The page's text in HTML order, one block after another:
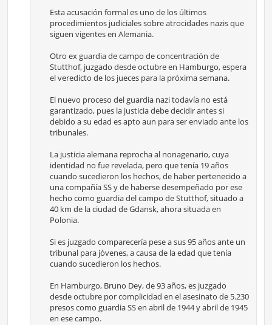
Esta acusación formal es uno de los últimos
procedimientos judiciales sobre atrocidades nazis que
siguen vigentes en Alemania.
Otro ex guardia de campo de concentración de
Stutthof, juzgado desde octubre en Hamburgo, espera
el veredicto de los jueces para la próxima semana.
El nuevo proceso del guardia nazi todavía no está
garantizado, pues la justicia debe decidir antes si
debido a su edad es apto aun para ser enviado ante los
tribunales.
La justicia alemana reprocha al nonagenario, cuya
identidad no fue revelada, pero que tenía 19 años
cuando sucedieron los hechos, de haber pertenecido a
una compañía SS y de haberse desempeñado por ese
hecho como guardia del campo de Stutthof, situado a
40 km de la ciudad de Gdansk, ahora situada en
Polonia.
Si es juzgado comparecería pese a sus 95 años ante un
tribunal para jóvenes, a causa de la edad que tenía
cuando sucedieron los hechos.
En Hamburgo, Bruno Dey, de 93 años, es juzgado
desde octubre por complicidad en el asesinato de 5.230
presos como guardia SS en abril de 1944 y abril de 1945
en ese campo.